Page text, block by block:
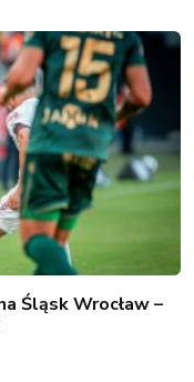
Śląsk Wrocław –